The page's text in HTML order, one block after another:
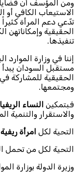
ومن المؤسف أن قضايا
الاستيعاب الكافي
تدّعي دعم المرأة
الحقيقية وإمكاناتهن
تنفيذها.
إننا في وزارة الموارد
مستقبل السودان
الحقيقية للمشاركة
ومجتمعها.
فبتمكين النساء
والاستقرار والتنمية
التحية لكل امرأة ريفية
التحية لكل من تحمل
وزيرة الدولة بوزارة